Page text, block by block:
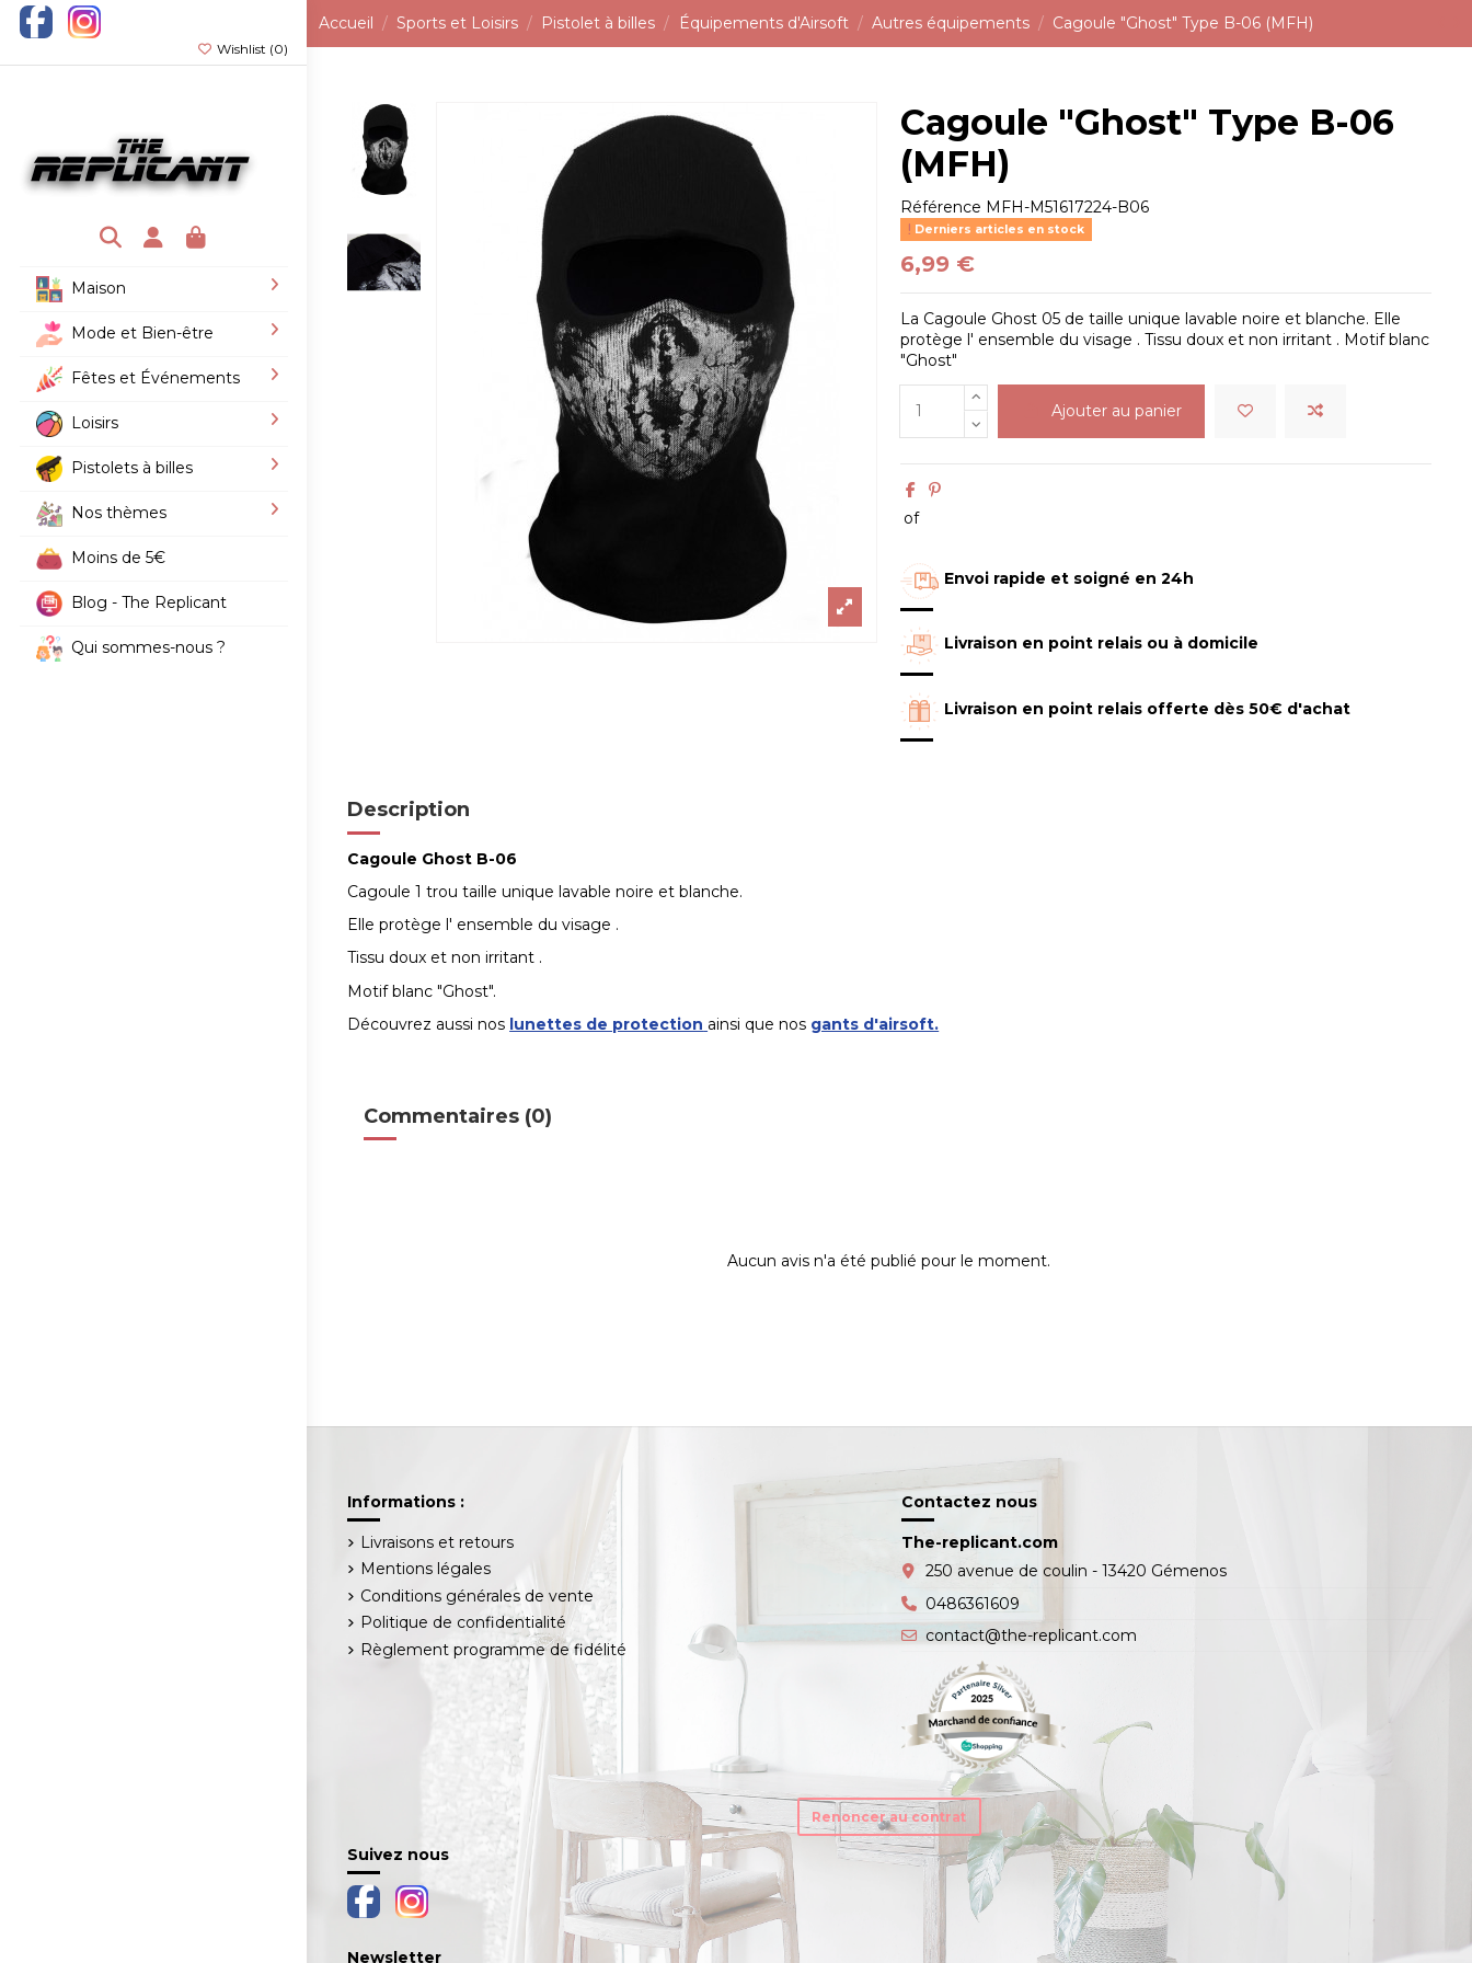
Wishlist (0)
Maison
Mode et Bien-être
Fêtes et Événements
Loisirs
Pistolets à billes
Nos thèmes
Moins de 5€
Blog - The Replicant
Qui sommes-nous ?
Accueil Sports et Loisirs Pistolet à billes Équipements d'Airsoft Autres équipements Cagoule "Ghost" Type B-06 (MFH)
Cagoule "Ghost" Type B-06
(MFH)
Référence MFH-M51617224-B06
Derniers articles en stock
6,99 €
La Cagoule Ghost 05 de taille unique lavable noire et blanche. Elle
protège l' ensemble du visage . Tissu doux et non irritant . Motif blanc
"Ghost"
Ajouter au panier
of
Envoi rapide et soigné en 24h
Livraison en point relais ou à domicile
Livraison en point relais offerte dès 50€ d'achat
Description
Cagoule Ghost B-06
Cagoule 1 trou taille unique lavable noire et blanche.
Elle protège l' ensemble du visage .
Tissu doux et non irritant .
Motif blanc "Ghost".
Découvrez aussi nos lunettes de protection ainsi que nos gants d'airsoft.
Commentaires (0)
Aucun avis n'a été publié pour le moment.
Informations :
Livraisons et retours
Mentions légales
Conditions générales de vente
Politique de confidentialité
Règlement programme de fidélité
Contactez nous
The-replicant.com
250 avenue de coulin - 13420 Gémenos
0486361609
contact@the-replicant.com
Renoncer au contrat
Suivez nous
Newsletter